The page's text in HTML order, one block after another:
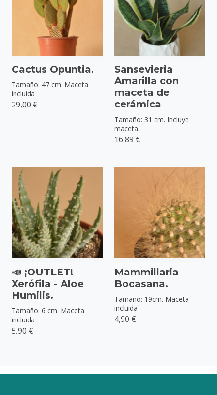
Cactus Opuntia.
Tamaño: 47 cm. Maceta
incluida
29,00 €
Sansevieria
Amarilla con
maceta de
cerámica
Tamaño: 31 cm. Incluye
maceta.
16,89 €
📣 ¡OUTLET!
Xerófila - Aloe
Humilis.
Tamaño: 6 cm. Maceta
incluida
5,90 €
Mammillaria
Bocasana.
Tamaño: 19cm. Maceta
incluida
4,90 €